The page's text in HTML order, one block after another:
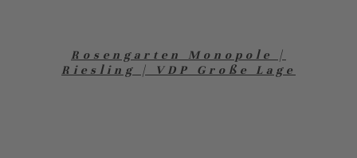
Rosengarten Monopole |
Riesling | VDP Große Lage